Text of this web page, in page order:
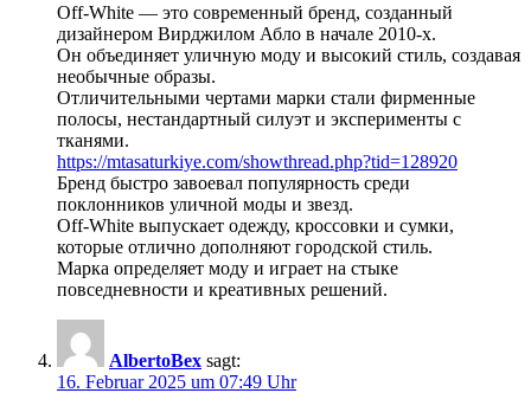
Off-White — это современный бренд, созданный
дизайнером Вирджилом Абло в начале 2010-х.
Он объединяет уличную моду и высокий стиль, создавая
необычные образы.
Отличительными чертами марки стали фирменные
полосы, нестандартный силуэт и эксперименты с
тканями.
https://mtasaturkiye.com/showthread.php?tid=128920
Бренд быстро завоевал популярность среди
поклонников уличной моды и звезд.
Off-White выпускает одежду, кроссовки и сумки,
которые отлично дополняют городской стиль.
Марка определяет моду и играет на стыке
повседневности и креативных решений.
AlbertoBex sagt:
16. Februar 2025 um 07:49 Uhr